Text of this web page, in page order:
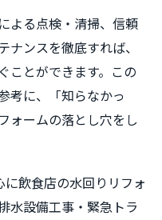
よる点検・清掃、信頼
ンスを徹底すれば、
ことができます。この
考に、「知らなかっ
ォームの落とし穴をし
飲食店の水回りリフォ
水設備工事・緊急トラ